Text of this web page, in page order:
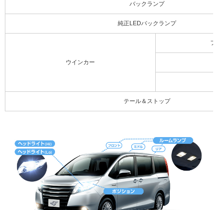
バックランプ
純正LEDバックランプ
ウインカー
フ
テール＆ストップ